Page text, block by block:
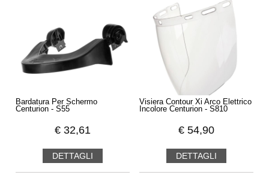
Bardatura Per Schermo
Centurion - S55
€ 32,61
DETTAGLI
Visiera Contour Xi Arco Elettrico
Incolore Centurion - S810
€ 54,90
DETTAGLI